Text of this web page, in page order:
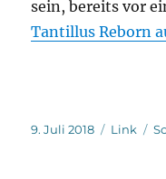
sein, bereits vor
Tantillus Reborn
Veröffentlicht
9. Juli 2018 Format
Link